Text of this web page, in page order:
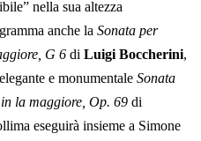
nella sua altezza
anche la Sonata per
G 6 di Luigi Boccherini,
e monumentale Sonata
la maggiore, Op. 69 di
eseguirà insieme a Simone